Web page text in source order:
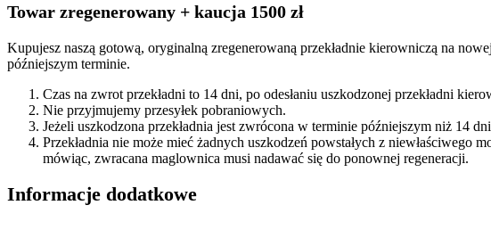
Towar zregenerowany + kaucja 1500 zł
Kupujesz naszą gotową, oryginalną zregenerowaną przekładnie kierowniczą na
późniejszym terminie.
Czas na zwrot przekładni to 14 dni, po odesłaniu uszkodzonej przekładni
Nie przyjmujemy przesyłek pobraniowych.
Jeżeli uszkodzona przekładnia jest zwrócona w terminie późniejszym niż 14
Przekładnia nie może mieć żadnych uszkodzeń powstałych z
mówiąc, zwracana maglownica musi nadawać się do ponownej regeneracji.
Informacje dodatkowe